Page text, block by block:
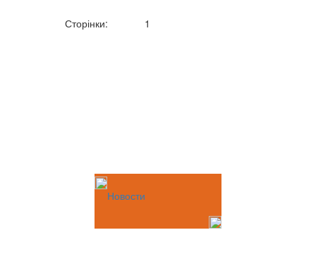
Сторінки: 1
Новости